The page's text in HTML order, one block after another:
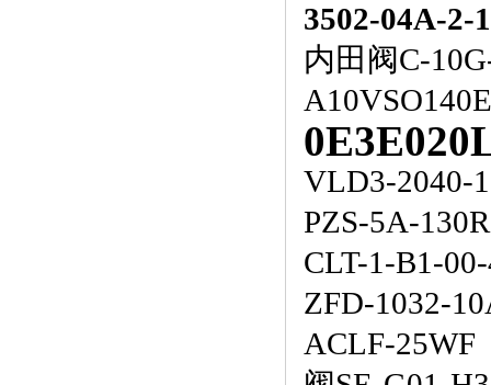
3502-04A-2-
内田阀C-
VLD3-2040-
PZS-5A-
CLT-1-B1-
ZFD-1032-
ACLF-25WF